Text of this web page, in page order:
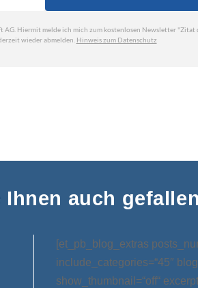
Ihnen auch
[et_pb_blog_extras
include_categories=“45″
show_thumbnail=“off“